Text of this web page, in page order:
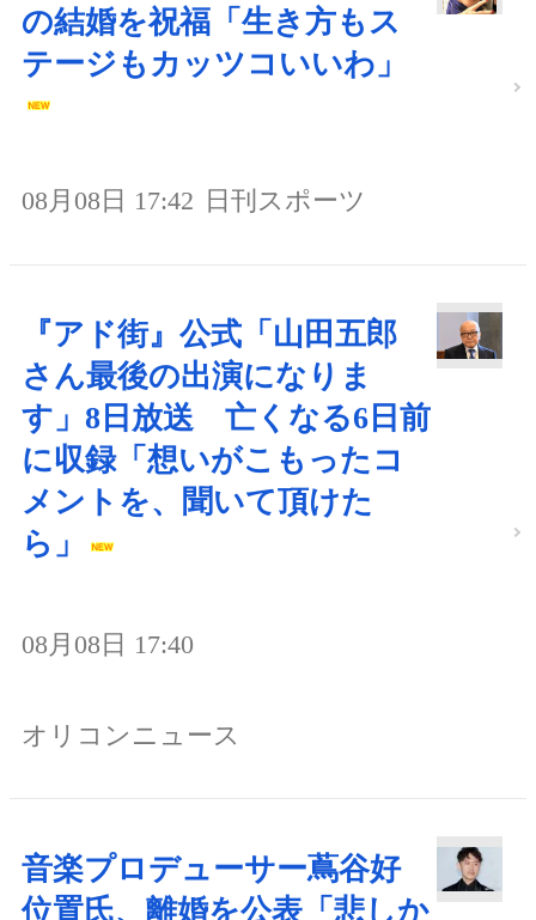
の結婚を祝福「生き方もス
テージもカッツコいいわ」
08月08日 17:42 日刊スポーツ
『アド街』公式「山田五郎
さん最後の出演になりま
す」8日放送 亡くなる6日前
に収録「想いがこもったコ
メントを、聞いて頂けた
ら」
08月08日 17:40
オリコンニュース
音楽プロデューサー蔦谷好
位置氏、離婚を公表「悲しか